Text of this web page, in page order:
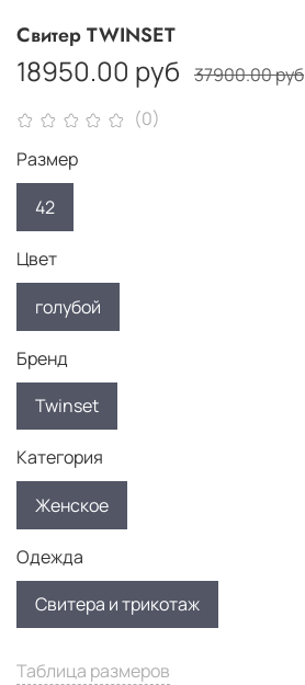
(0)
Свитер TWINSET
18950.00 руб 37900.00 руб
Таблица размеров
Размер
42
Цвет
голубой
Бренд
Twinset
Категория
Женское
Одежда
Свитера и трикотаж